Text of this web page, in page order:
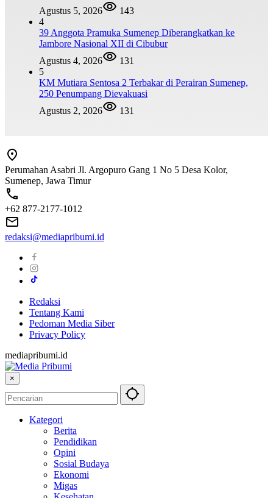
Agustus 5, 2026
143
4
39 Anggota Pramuka Sumenep Diberangkatkan ke
Jambore Nasional XII di Cibubur
Agustus 4, 2026
131
5
KM Mutiara Sentosa 2 Terbakar di Perairan Sumenep,
250 Penumpang Dievakuasi
Agustus 2, 2026
131
Perumahan Asabri Jl. Argopuro Gang 1 No 5 Desa Kolor,
Sumenep, Jawa Timur
+62 877-2177-1012
redaksi@mediapribumi.id
Redaksi
Tentang Kami
Pedoman Media Siber
Privacy Policy
mediapribumi.id
×
Kategori
Berita
Pendidikan
Opini
Sosial Budaya
Ekonomi
Migas